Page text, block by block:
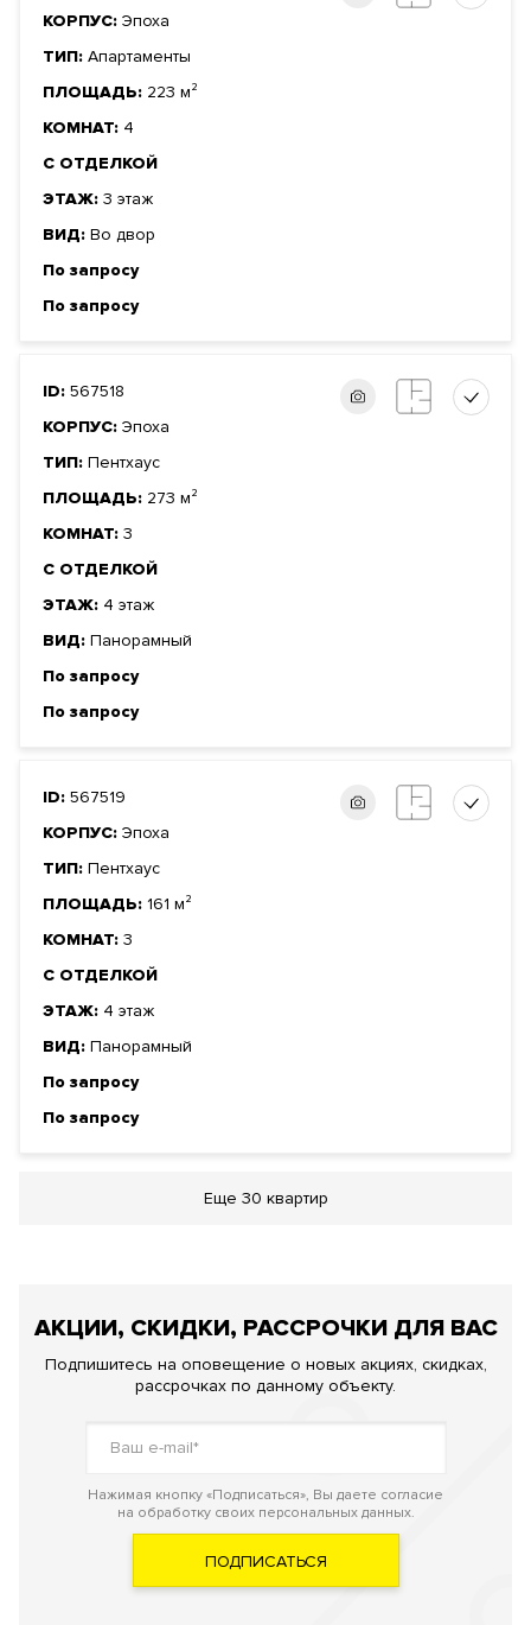
КОРПУС: Эпоха
ТИП: Апартаменты
ПЛОЩАДЬ: 223 м²
КОМНАТ: 4
С ОТДЕЛКОЙ
ЭТАЖ: 3 этаж
ВИД: Во двор
По запросу
По запросу
ID: 567518
КОРПУС: Эпоха
ТИП: Пентхаус
ПЛОЩАДЬ: 273 м²
КОМНАТ: 3
С ОТДЕЛКОЙ
ЭТАЖ: 4 этаж
ВИД: Панорамный
По запросу
По запросу
ID: 567519
КОРПУС: Эпоха
ТИП: Пентхаус
ПЛОЩАДЬ: 161 м²
КОМНАТ: 3
С ОТДЕЛКОЙ
ЭТАЖ: 4 этаж
ВИД: Панорамный
По запросу
По запросу
Еще 30 квартир
АКЦИИ, СКИДКИ, РАССРОЧКИ ДЛЯ ВАС
Подпишитесь на оповещение о новых акциях, скидках,
рассрочках по данному объекту.
Нажимая кнопку «Подписаться», Вы даете согласие
на обработку своих персональных данных.
ПОДПИСАТЬСЯ